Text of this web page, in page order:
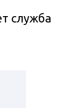
служба